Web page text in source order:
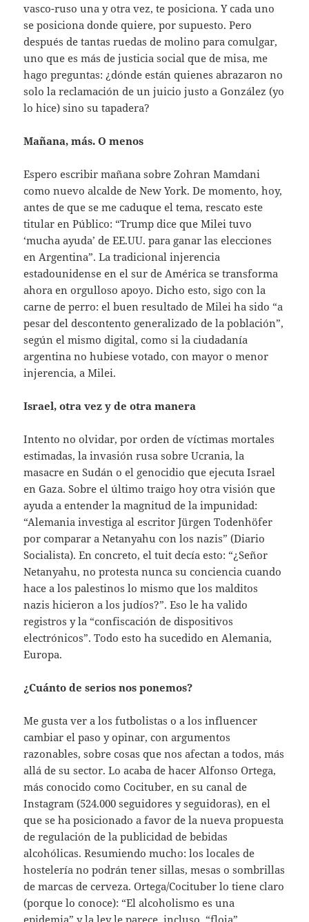
vasco-ruso una y otra vez, te posiciona. Y cada uno
se posiciona donde quiere, por supuesto. Pero
después de tantas ruedas de molino para comulgar,
uno que es más de justicia social que de misa, me
hago preguntas: ¿dónde están quienes abrazaron no
solo la reclamación de un juicio justo a González (yo
lo hice) sino su tapadera?
Mañana, más. O menos
Espero escribir mañana sobre Zohran Mamdani
como nuevo alcalde de New York. De momento, hoy,
antes de que se me caduque el tema, rescato este
titular en Público: “Trump dice que Milei tuvo
‘mucha ayuda’ de EE.UU. para ganar las elecciones
en Argentina”. La tradicional injerencia
estadounidense en el sur de América se transforma
ahora en orgulloso apoyo. Dicho esto, sigo con la
carne de perro: el buen resultado de Milei ha sido “a
pesar del descontento generalizado de la población”,
según el mismo digital, como si la ciudadanía
argentina no hubiese votado, con mayor o menor
injerencia, a Milei.
Israel, otra vez y de otra manera
Intento no olvidar, por orden de víctimas mortales
estimadas, la invasión rusa sobre Ucrania, la
masacre en Sudán o el genocidio que ejecuta Israel
en Gaza. Sobre el último traigo hoy otra visión que
ayuda a entender la magnitud de la impunidad:
“Alemania investiga al escritor Jürgen Todenhöfer
por comparar a Netanyahu con los nazis” (Diario
Socialista). En concreto, el tuit decía esto: “¿Señor
Netanyahu, no protesta nunca su conciencia cuando
hace a los palestinos lo mismo que los malditos
nazis hicieron a los judíos?”. Eso le ha valido
registros y la “confiscación de dispositivos
electrónicos”. Todo esto ha sucedido en Alemania,
Europa.
¿Cuánto de serios nos ponemos?
Me gusta ver a los futbolistas o a los influencer
cambiar el paso y opinar, con argumentos
razonables, sobre cosas que nos afectan a todos, más
allá de su sector. Lo acaba de hacer Alfonso Ortega,
más conocido como Cocituber, en su canal de
Instagram (524.000 seguidores y seguidoras), en el
que se ha posicionado a favor de la nueva propuesta
de regulación de la publicidad de bebidas
alcohólicas. Resumiendo mucho: los locales de
hostelería no podrán tener sillas, mesas o sombrillas
de marcas de cerveza. Ortega/Cocituber lo tiene claro
(porque lo conoce): “El alcoholismo es una